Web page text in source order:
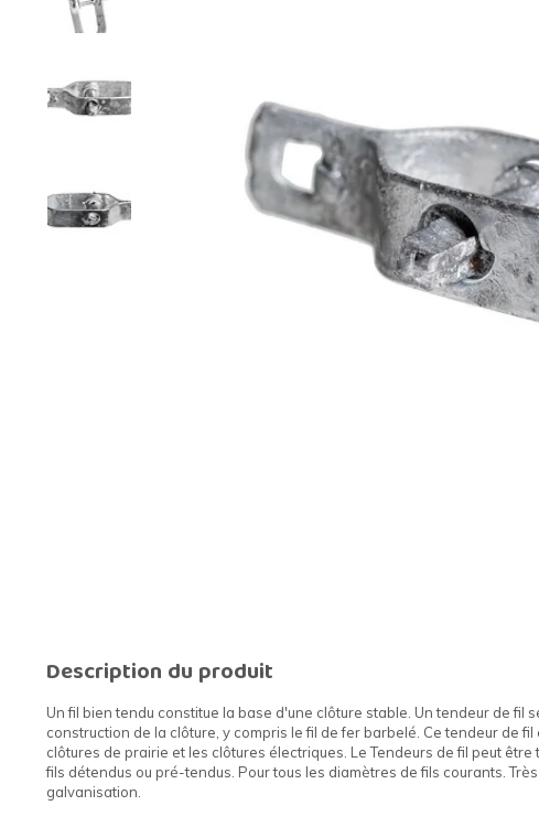
Fil de serrage Grillage de rats
Grillage de blaireaux Fil de
Filets
Description du produit
Un fil bien tendu constitue la base d'une clôture stable. Un tendeur de fil
construction de la clôture, y compris le fil de fer barbelé. Ce tendeur de
clôtures de prairie et les clôtures électriques. Le Tendeurs de fil peut
fils détendus ou pré-tendus. Pour tous les diamètres de fils courants.
galvanisation.